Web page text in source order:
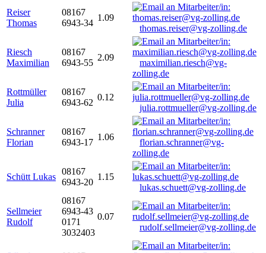
Reiser
Thomas
08167
6943-34
1.09
thomas.reiser@vg-zolling.de
Riesch
Maximilian
08167
6943-55
2.09
maximilian.riesch@vg-
zolling.de
Rottmüller
Julia
08167
6943-62
0.12
julia.rottmueller@vg-zolling.de
Schranner
Florian
08167
6943-17
1.06
florian.schranner@vg-
zolling.de
Schütt Lukas
08167
6943-20
1.15
lukas.schuett@vg-zolling.de
Sellmeier
Rudolf
08167
6943-43
0171
3032403
0.07
rudolf.sellmeier@vg-zolling.de